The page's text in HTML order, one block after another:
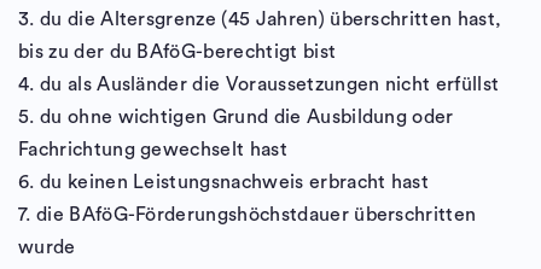
3. du die Altersgrenze (45 Jahren) überschritten hast,
bis zu der du BAföG-berechtigt bist
4. du als Ausländer die Voraussetzungen nicht erfüllst
5. du ohne wichtigen Grund die Ausbildung oder
Fachrichtung gewechselt hast
6. du keinen Leistungsnachweis erbracht hast
7. die BAföG-Förderungshöchstdauer überschritten
wurde